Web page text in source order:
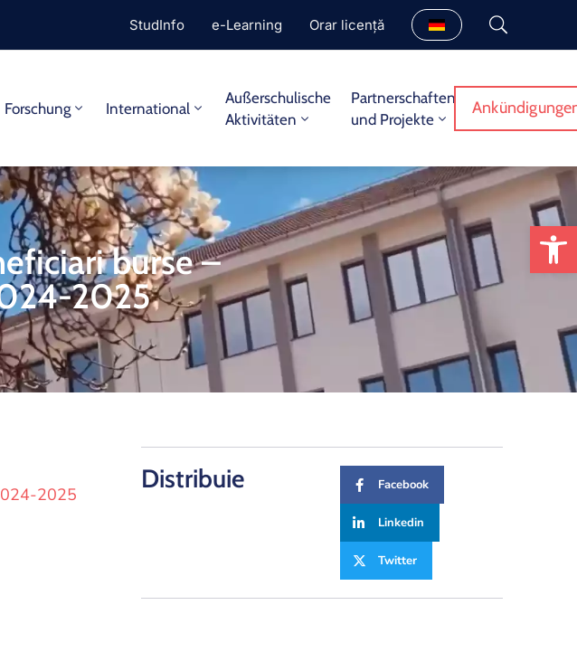
StudInfo e-Learning Orar licență
Forschung International
Außerschulische
Aktivitäten
Partnerschaften
und Projekte
burse –
2025
2025
Distribuie Facebook
Linkedin
Twitter